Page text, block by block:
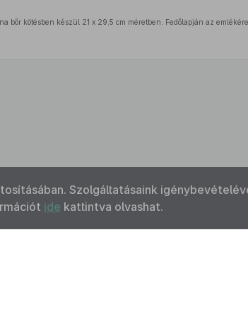
bőr kötésben készül 21 x 29,5 cm méretben. Fedőlapján az
Szolgáltatásaink
ide kattintva olvashat.